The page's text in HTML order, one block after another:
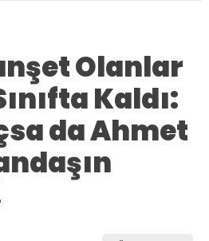
Olanlar
Kaldı:
da Ahmet